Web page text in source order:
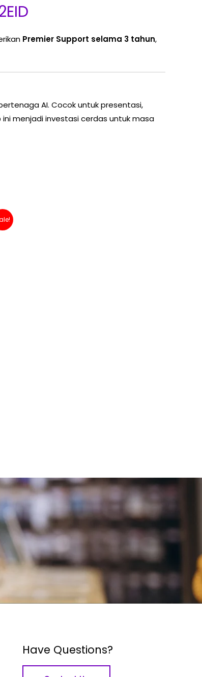
Premier Support selama 3 tahun,
AI. Cocok untuk presentasi,
menjadi investasi cerdas untuk masa
Have Questions?